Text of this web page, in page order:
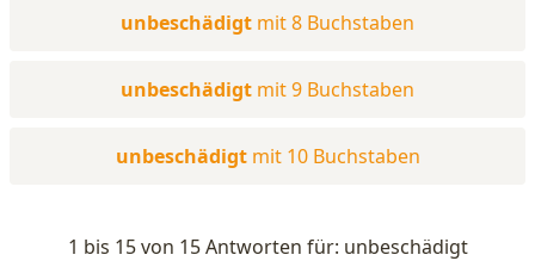
unbeschädigt mit 8 Buchstaben
unbeschädigt mit 9 Buchstaben
unbeschädigt mit 10 Buchstaben
1 bis 15 von 15 Antworten für: unbeschädigt